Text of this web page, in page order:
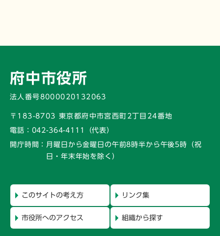
府中市役所
法人番号8000020132063
〒183-8703 東京都府中市宮西町2丁目24番地
電話： 042-364-4111（代表）
開庁時間： 月曜日から金曜日の午前8時半から午後5時 （祝
日・年末年始を除く）
このサイトの考え方 リンク集
市役所へのアクセス 組織から探す